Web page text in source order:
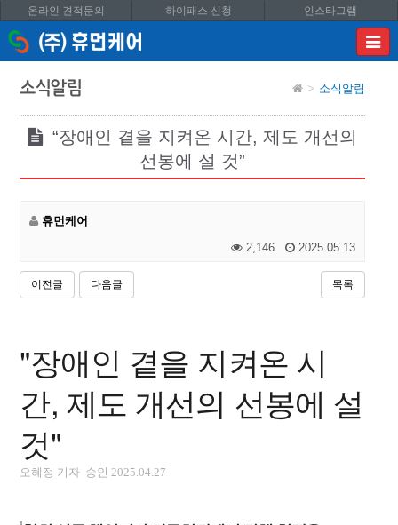
온라인 견적문의 하이패스 신청 인스타그램
이메
입력
소식알림 소식알림
“장애인 곁을 지켜온 시간, 제도 개선의
선봉에 설 것”
휴먼케어
2,146
2025.05.13
이전글 다음글 목록
"장애인 곁을 지켜온 시
간, 제도 개선의 선봉에 설
것"
오혜정 기자 승인 2025.04.27